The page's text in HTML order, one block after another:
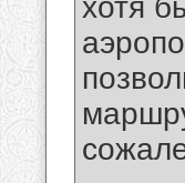
хотя